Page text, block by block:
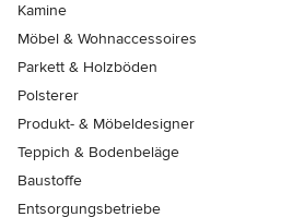
Kamine
Möbel & Wohnaccessoires
Parkett & Holzböden
Polsterer
Produkt- & Möbeldesigner
Teppich & Bodenbeläge
Baustoffe
Entsorgungsbetriebe